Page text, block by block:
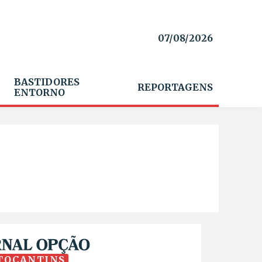
07/08/2026
BASTIDORES
ENTORNO
REPORTAGENS